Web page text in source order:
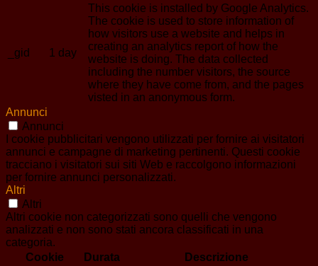
_gid 1 day
This cookie is installed by Google Analytics.
The cookie is used to store information of
how visitors use a website and helps in
creating an analytics report of how the
website is doing. The data collected
including the number visitors, the source
where they have come from, and the pages
visted in an anonymous form.
Annunci
Annunci
I cookie pubblicitari vengono utilizzati per fornire ai visitatori
annunci e campagne di marketing pertinenti. Questi cookie
tracciano i visitatori sui siti Web e raccolgono informazioni
per fornire annunci personalizzati.
Altri
Altri
Altri cookie non categorizzati sono quelli che vengono
analizzati e non sono stati ancora classificati in una
categoria.
Cookie
Durata
Descrizione